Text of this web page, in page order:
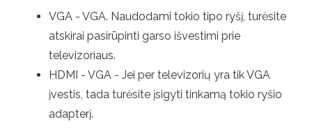
VGA - VGA. Naudodami tokio tipo ryšį, turėsite
atskirai pasirūpinti garso išvestimi prie
televizoriaus.
HDMI - VGA - Jei per televizorių yra tik VGA
įvestis, tada turėsite įsigyti tinkamą tokio ryšio
adapterį.